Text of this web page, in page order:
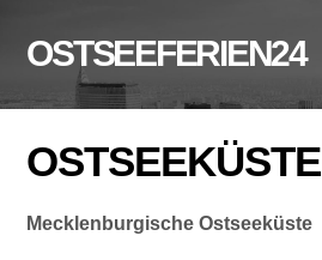
OSTSEEFERIEN24
OSTSEEKÜSTE
Mecklenburgische Ostseeküste